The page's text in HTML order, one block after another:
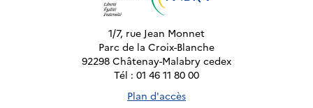
1/7, rue Jean Monnet
Parc de la Croix-Blanche
92298 Châtenay-Malabry cedex
Tél : 01 46 11 80 00
Plan d'accès